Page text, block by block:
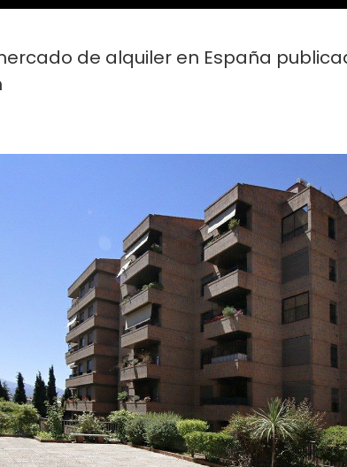
de alquiler en España